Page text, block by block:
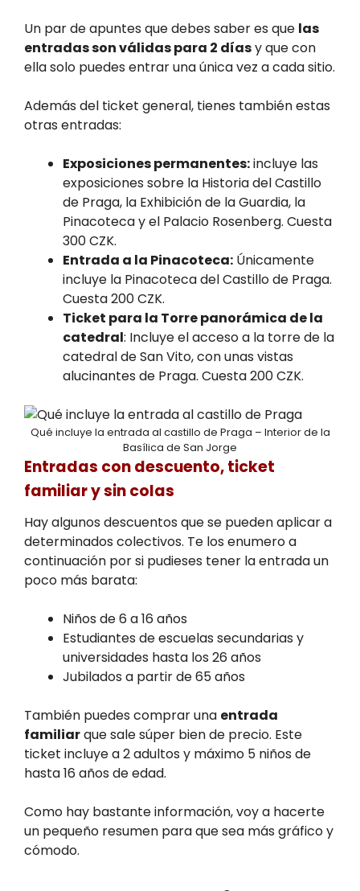
Un par de apuntes que debes saber es que las
entradas son válidas para 2 díasy que con
ella solo puedes entrar una única vez a cada sitio.
Además del ticket general, tienes también estas
otras entradas:
Exposiciones permanentes:incluye las
exposiciones sobre la Historia del Castillo
de Praga, la Exhibición de la Guardia, la
Pinacoteca y el Palacio Rosenberg. Cuesta
300 CZK.
Entrada a la Pinacoteca: Únicamente
incluye la Pinacoteca del Castillo de Praga.
Cuesta 200 CZK.
Ticket para la Torre panorámica de la
catedral: Incluye el acceso a la torre de la
catedral de San Vito, con unas vistas
alucinantes de Praga. Cuesta 200 CZK.
Qué incluye la entrada al castillo de Praga – Interior de la
Basílica de San Jorge
Entradas con descuento, ticket
familiar y sin colas
Hay algunos descuentos que se pueden aplicar a
determinados colectivos. Te los enumero a
continuación por si pudieses tener la entrada un
poco más barata:
Niños de 6 a 16 años
Estudiantes de escuelas secundarias y
universidades hasta los 26 años
Jubilados a partir de 65 años
También puedes comprar una entrada
familiarque sale súper bien de precio. Este
ticket incluye a 2 adultos y máximo 5 niños de
hasta 16 años de edad.
Como hay bastante información, voy a hacerte
un pequeño resumen para que sea más gráfico y
cómodo.